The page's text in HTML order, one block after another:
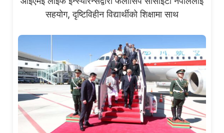
सहयोग, दृष्टिविहीन विद्यार्थीको शिक्षामा साथ